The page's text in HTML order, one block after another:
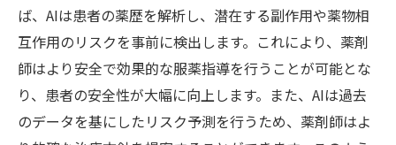
ば、AIは患者の薬歴を解析し、潜在する副作用や薬物相
互作用のリスクを事前に検出します。これにより、薬剤
師はより安全で効果的な服薬指導を行うことが可能とな
り、患者の安全性が大幅に向上します。また、AIは過去
のデータを基にしたリスク予測を行うため、薬剤師はよ